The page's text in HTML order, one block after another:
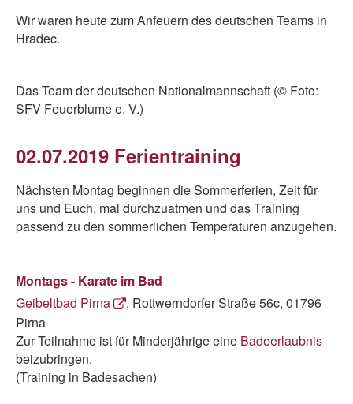
Wir waren heute zum Anfeuern des deutschen Teams in
Hradec.
Das Team der deutschen Nationalmannschaft (© Foto:
SFV Feuerblume e. V.)
02.07.2019 Ferientraining
Nächsten Montag beginnen die Sommerferien, Zeit für
uns und Euch, mal durchzuatmen und das Training
passend zu den sommerlichen Temperaturen anzugehen.
Montags - Karate im Bad
Geibeltbad Pirna
, Rottwerndorfer Straße 56c, 01796
Pirna
Zur Teilnahme ist für Minderjährige eine Badeerlaubnis
beizubringen.
(Training in Badesachen)